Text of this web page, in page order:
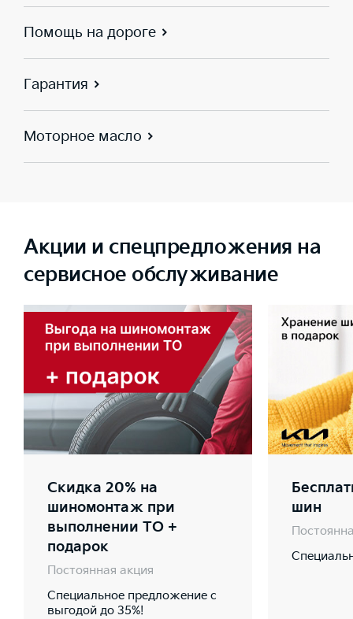
Помощь на дороге
Гарантия
Моторное масло
Акции и спецпредложения на
сервисное обслуживание
Скидка 20% на
шиномонтаж при
выполнении ТО +
подарок
Постоянная акция
Специальное предложение с
выгодой до 35%!
шин